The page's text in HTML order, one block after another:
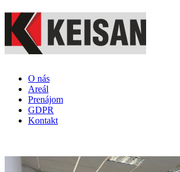
Skočiť na hlavný obsah
O nás
Areál
Prenájom
GDPR
Kontakt